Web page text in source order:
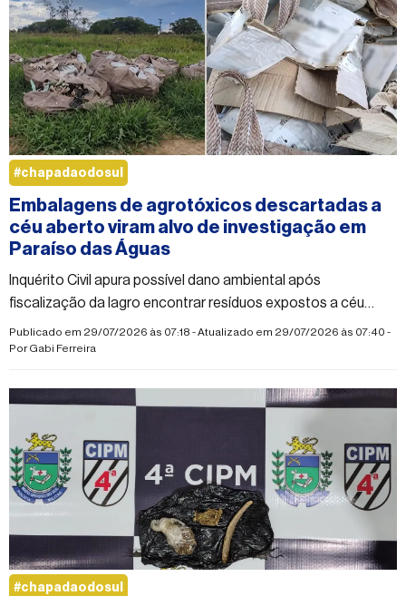
Embalagens de agrotóxicos descartadas a
céu aberto viram alvo de investigação em
Paraíso das Águas
Inquérito Civil apura possível dano ambiental após
fiscalização da Iagro encontrar resíduos expostos a céu
aberto
Publicado em 29/07/2026 às 07:18 - Atualizado em 29/07/2026 às 07:40 -
PorGabi Ferreira
#chapadaodosul
#chapadaodosul